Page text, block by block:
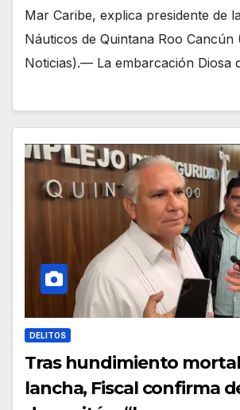
Mar Caribe, explica presidente de
Náuticos de Quintana Roo Cancún
Noticias).— La embarcación Diosa
DELITOS
Tras hundimiento
lancha, Fiscal confirma